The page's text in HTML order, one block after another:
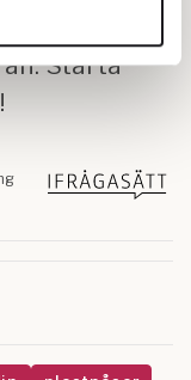
medier och
med.
med annan
som de har